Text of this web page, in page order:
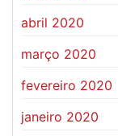
abril 2020
março 2020
fevereiro 2020
janeiro 2020